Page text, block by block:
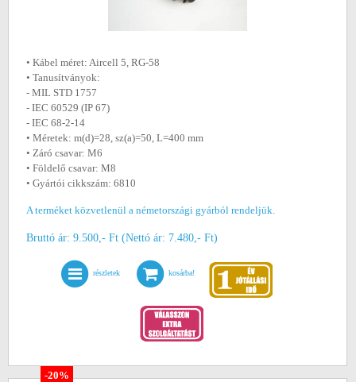
• Kábel méret: Aircell 5, RG-58
• Tanusítványok:
- MIL STD 1757
- IEC 60529 (IP 67)
- IEC 68-2-14
• Méretek: m(d)=28, sz(a)=50, L=400 mm
• Záró csavar: M6
• Földelő csavar: M8
• Gyártói cikkszám: 6810
A terméket közvetlenül a németországi gyárból rendeljük.
Bruttó ár: 9.500,- Ft (Nettó ár: 7.480,- Ft)
részletek kosárba!
-20%